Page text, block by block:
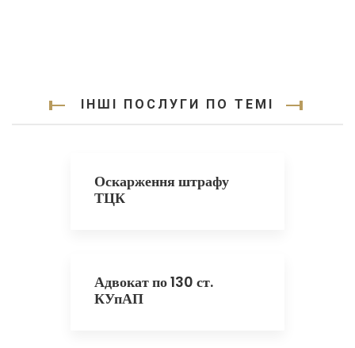
ІНШІ ПОСЛУГИ ПО ТЕМІ
Оскарження штрафу
ТЦК
Адвокат по 130 ст.
КУпАП